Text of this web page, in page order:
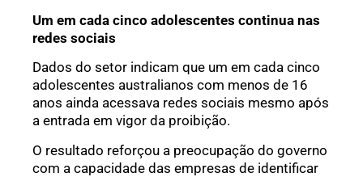
Um em cada cinco adolescentes continua nas
redes sociais
Dados do setor indicam que um em cada cinco
adolescentes australianos com menos de 16
anos ainda acessava redes sociais mesmo após
a entrada em vigor da proibição.
O resultado reforçou a preocupação do governo
com a capacidade das empresas de identificar